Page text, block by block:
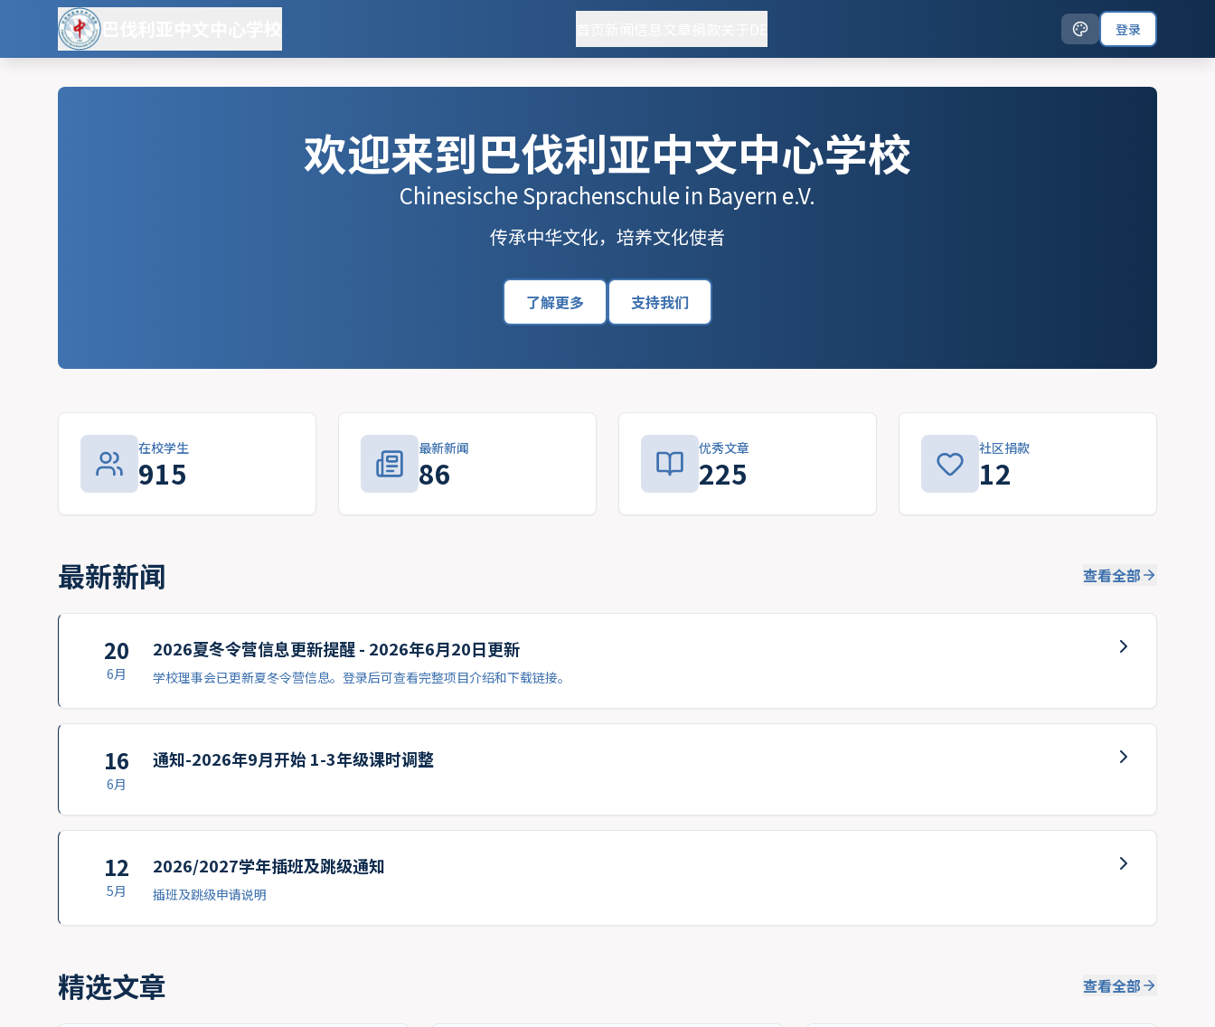
登录
欢迎来到巴伐利亚中文中心学校
Chinesische Sprachenschule in Bayern e.V.
传承中华文化，培养文化使者
了解更多 支持我们
在校学生
915
最新新闻
86
优秀文章
225
社区捐款
12
最新新闻 查看全部
20
6月
2026夏冬令营信息更新提醒 - 2026年6月20日更新
学校理事会已更新夏冬令营信息。登录后可查看完整项目介绍和下载链接。
16
6月
通知-2026年9月开始 1-3年级课时调整
12
5月
2026/2027学年插班及跳级通知
插班及跳级申请说明
精选文章 查看全部